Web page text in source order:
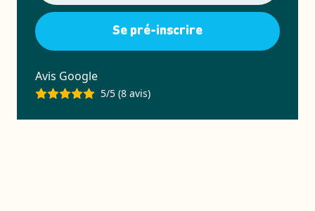
Se pré-inscrire
Avis Google
5/5 (8 avis)